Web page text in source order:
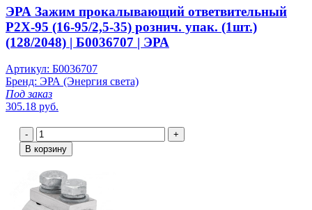
ЭРА Зажим прокалывающий ответвительный
P2X-95 (16-95/2,5-35) рознич. упак. (1шт.)
(128/2048) | Б0036707 | ЭРА
Артикул: Б0036707
Бренд: ЭРА (Энергия света)
Под заказ
305.18 руб.
-
+
В корзину